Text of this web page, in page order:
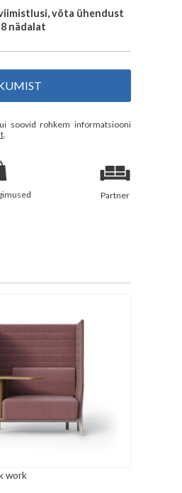
võta ühendust
nädalat
soovid rohkem informatsiooni
.
Partner
work